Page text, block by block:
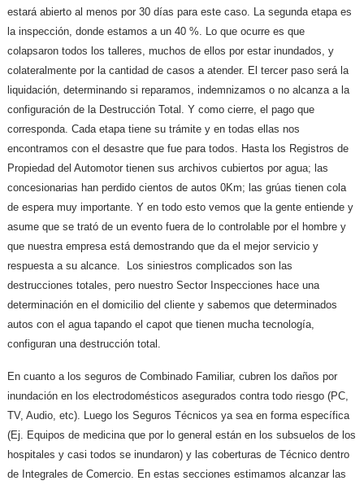
estará abierto al menos por 30 días para este caso. La segunda etapa es
la inspección, donde estamos a un 40 %. Lo que ocurre es que
colapsaron todos los talleres, muchos de ellos por estar inundados, y
colateralmente por la cantidad de casos a atender. El tercer paso será la
liquidación, determinando si reparamos, indemnizamos o no alcanza a la
configuración de la Destrucción Total. Y como cierre, el pago que
corresponda. Cada etapa tiene su trámite y en todas ellas nos
encontramos con el desastre que fue para todos. Hasta los Registros de
Propiedad del Automotor tienen sus archivos cubiertos por agua; las
concesionarias han perdido cientos de autos 0Km; las grúas tienen cola
de espera muy importante. Y en todo esto vemos que la gente entiende y
asume que se trató de un evento fuera de lo controlable por el hombre y
que nuestra empresa está demostrando que da el mejor servicio y
respuesta a su alcance. Los siniestros complicados son las
destrucciones totales, pero nuestro Sector Inspecciones hace una
determinación en el domicilio del cliente y sabemos que determinados
autos con el agua tapando el capot que tienen mucha tecnología,
configuran una destrucción total.
En cuanto a los seguros de Combinado Familiar, cubren los daños por
inundación en los electrodomésticos asegurados contra todo riesgo (PC,
TV, Audio, etc). Luego los Seguros Técnicos ya sea en forma específica
(Ej. Equipos de medicina que por lo general están en los subsuelos de los
hospitales y casi todos se inundaron) y las coberturas de Técnico dentro
de Integrales de Comercio. En estas secciones estimamos alcanzar las